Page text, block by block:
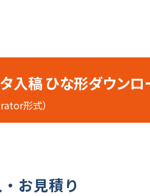
入稿 ひな形ダウンロ
形式）
お見積り